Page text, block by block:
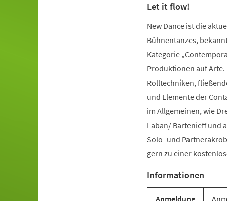
Let it flow!
New Dance ist die
Bühnentanzes,
Kategorie
Produktionen auf Arte.
Rolltechniken,
und Elemente der
im Allgemeinen, wie
Laban/ Bartenieff und
Solo- und
gern zu einer
Informationen
Anmeldung